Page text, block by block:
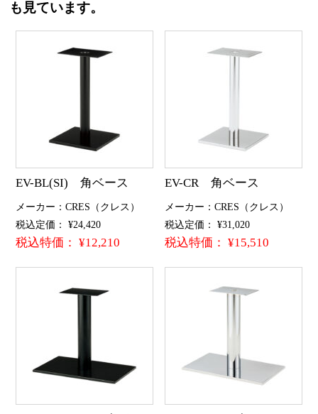
も見ています。
EV-BL(SI) 角ベース
メーカー：CRES（クレス）
税込定価： ¥24,420
税込特価： ¥12,210
EV-CR 角ベース
メーカー：CRES（クレス）
税込定価： ¥31,020
税込特価： ¥15,510